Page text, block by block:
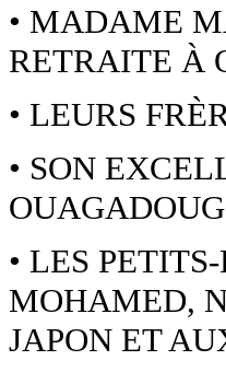
• MADAME
RETRAITE À
• LEURS
• SON
• LES
MOHAMED,
JAPON ET